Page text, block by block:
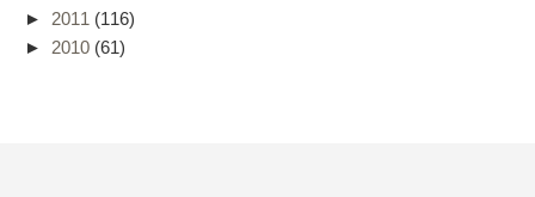
► 2011 (116)
► 2010 (61)